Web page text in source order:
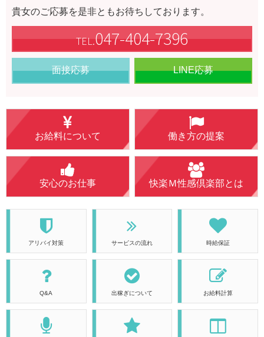
貴女のご応募を是非ともお待ちしております。
TEL.047-404-7396
面接応募 LINE応募
お給料について 働き方の提案
安心のお仕事 快楽Ｍ性感倶楽部とは
アリバイ対策 サービスの流れ 時給保証
Q&A 出稼ぎについて お給料計算